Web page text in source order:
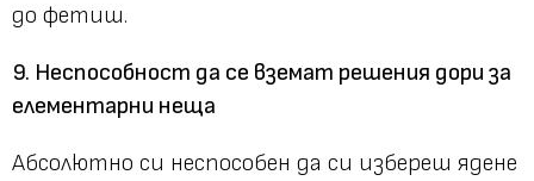
до фетиш.
9. Неспособност да се вземат решения дори за
елементарни неща
Абсолютно си неспособен да си избереш ядене